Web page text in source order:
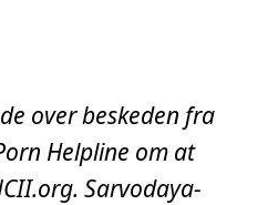
over beskeden fra
Helpline om at
Sarvodaya-